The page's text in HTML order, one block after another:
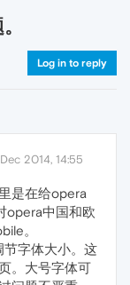
Log in to reply
2014, 14:55
是在给opera
opera中国和欧
。
字体大小。这
。大号字体可